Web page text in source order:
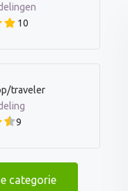
10
traveler
9
categorie